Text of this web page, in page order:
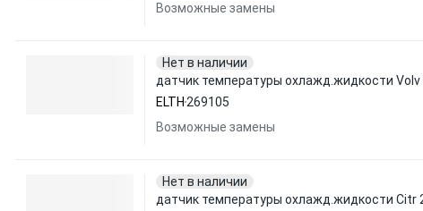
Возможные замены
Нет в наличии
датчик температуры охлажд.жидкости Volv
ELTH 269105
Возможные замены
Нет в наличии
датчик температуры охлажд.жидкости Citr